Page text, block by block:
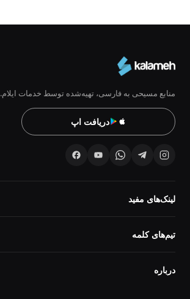
منابع مسیحی به فارسی، تهیه‌شده توسط خدمات ایلام.
دریافت اپ
لینک‌های مفید
تیم‌های کلمه
درباره